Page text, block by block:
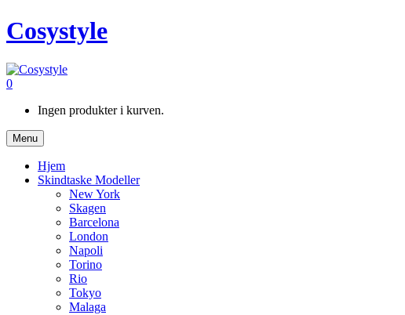
Cosystyle
0
Ingen produkter i kurven.
Menu
Hjem
Skindtaske Modeller
New York
Skagen
Barcelona
London
Napoli
Torino
Rio
Tokyo
Malaga